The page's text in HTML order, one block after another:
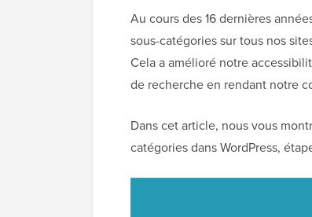
Au cours des 16 dernières
sous-catégories sur tous nos
Cela a amélioré notre
de recherche en rendant notre
Dans cet article, nous vous
catégories dans WordPress,